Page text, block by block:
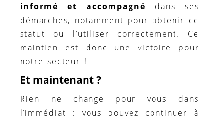
informé et accompagné dans ses
démarches, notamment pour obtenir ce
statut ou l’utiliser correctement. Ce
maintien est donc une victoire pour
notre secteur !
Et maintenant ?
Rien ne change pour vous dans
l’immédiat : vous pouvez continuer à